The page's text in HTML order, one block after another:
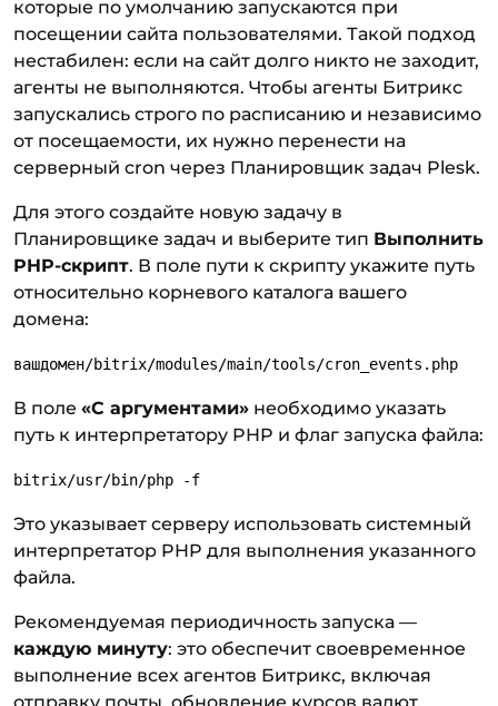
которые по умолчанию запускаются при
посещении сайта пользователями. Такой подход
нестабилен: если на сайт долго никто не заходит,
агенты не выполняются. Чтобы агенты Битрикс
запускались строго по расписанию и независимо
от посещаемости, их нужно перенести на
серверный cron через Планировщик задач Plesk.
Для этого создайте новую задачу в
Планировщике задач и выберите тип Выполнить
PHP-скрипт. В поле пути к скрипту укажите путь
относительно корневого каталога вашего
домена:
вашдомен/bitrix/modules/main/tools/cron_events.php
В поле «С аргументами» необходимо указать
путь к интерпретатору PHP и флаг запуска файла:
bitrix/usr/bin/php -f
Это указывает серверу использовать системный
интерпретатор PHP для выполнения указанного
файла.
Рекомендуемая периодичность запуска —
каждую минуту: это обеспечит своевременное
выполнение всех агентов Битрикс, включая